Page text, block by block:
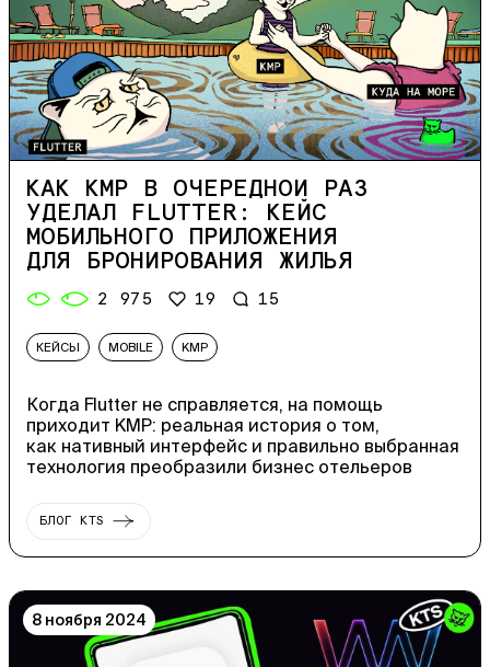
КАК KMP В ОЧЕРЕДНОЙ РАЗ
УДЕЛАЛ FLUTTER: КЕЙС
МОБИЛЬНОГО ПРИЛОЖЕНИЯ
ДЛЯ БРОНИРОВАНИЯ ЖИЛЬЯ
2 975 19 15
КЕЙСЫ MOBILE KMP
Когда Flutter не справляется, на помощь
приходит KMP: реальная история о том,
как нативный интерфейс и правильно выбранная
технология преобразили бизнес отельеров
БЛОГ KTS
8 ноября 2024